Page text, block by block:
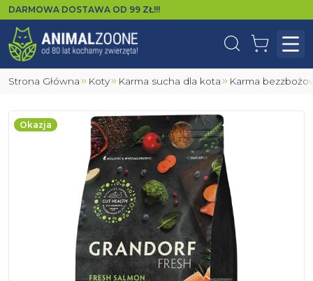
DARMOWA DOSTAWA OD 99 ZŁ!!!
WyszukajKoszyk
Strona Główna Koty Karma sucha dla kota Karma
Okazja